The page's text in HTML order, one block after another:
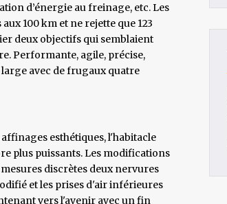
d’énergie au freinage, etc. Les
100 km et ne rejette que 123
deux objectifs qui semblaient
Performante, agile, précise,
avec de frugaux quatre
esthétiques, l'habitacle
plus puissants. Les modifications
mesures discrètes deux nervures
et les prises d'air inférieures
vers l'avenir avec un fin